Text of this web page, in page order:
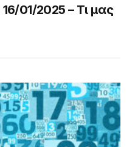
01/2025 – Τι μας